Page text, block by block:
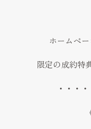
ホームペ
限定の成約特
・・・